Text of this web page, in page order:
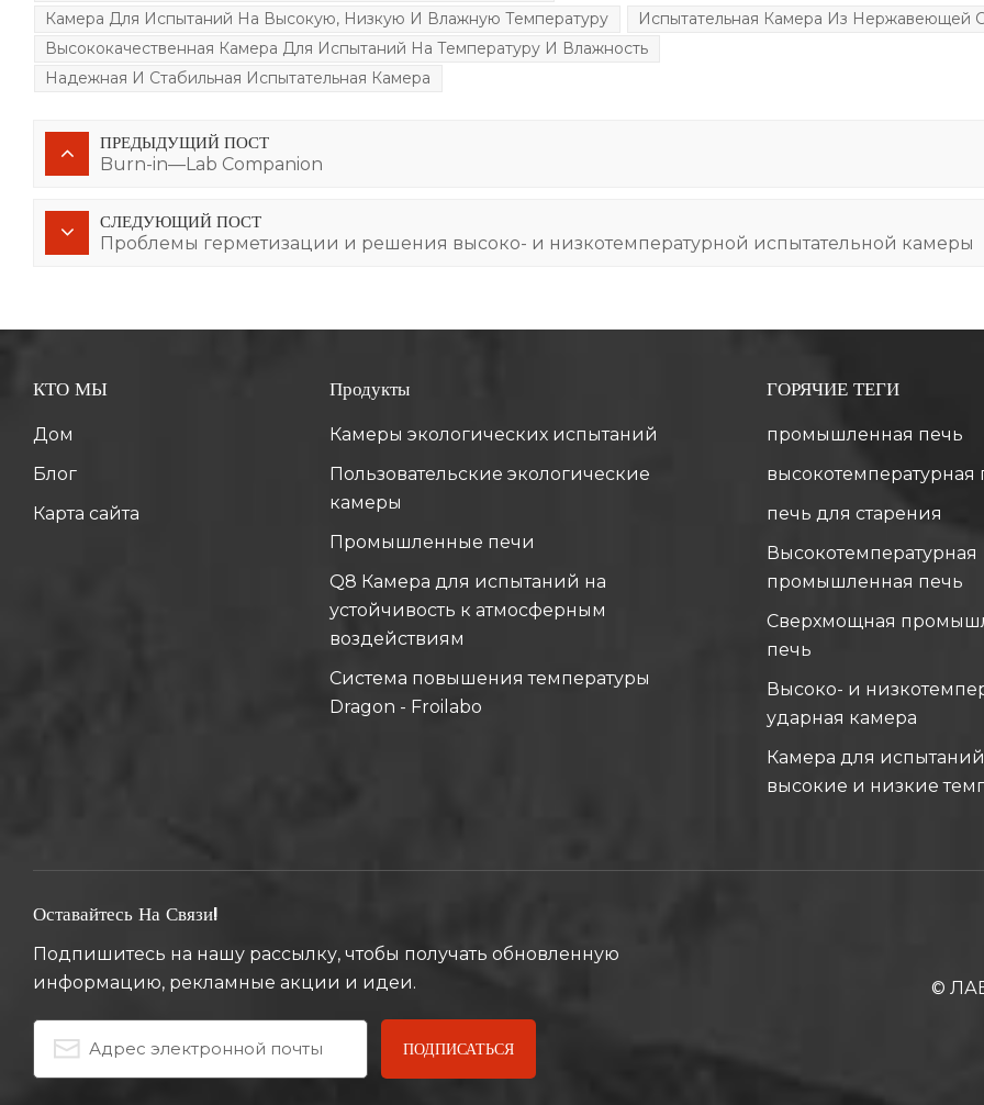
Камера Для Испытаний На Высокую, Низкую И Влажную Температуру
Испытательная Камера Из Нержавеющей
Высококачественная Камера Для Испытаний На Температуру И Влажность
Надежная И Стабильная Испытательная Камера
ПРЕДЫДУЩИЙ ПОСТ
Burn-in—Lab Companion
СЛЕДУЮЩИЙ ПОСТ
Проблемы герметизации и решения высоко- и низкотемпературной испытательной камеры
КТО МЫ
Дом
Блог
Карта сайта
Продукты
Камеры экологических испытаний
Пользовательские экологические
камеры
Промышленные печи
Q8 Камера для испытаний на
устойчивость к атмосферным
воздействиям
Система повышения температуры
Dragon - Froilabo
ГОРЯЧИЕ ТЕГИ
промышленная печь
высокотемпературная
печь для старения
Высокотемпературная
промышленная печь
Сверхмощная
печь
Высоко- и
ударная камера
Камера для
высокие и низкие
Оставайтесь На Связи!
Подпишитесь на нашу рассылку, чтобы получать обновленную
информацию, рекламные акции и идеи.
©